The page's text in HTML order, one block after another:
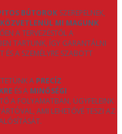
BÚTOROK SZEREPELNEK,
KÖZVETLENÜL MI MAGUNK
A TERVEZÉSTŐL A
TARTUNK, ÍGY GARANTÁLNI
ÉS A SZEMÉLYRE SZABOTT
A PRECÍZ
ÉS A MINŐSÉGI
A FOLYAMATBAN, ÜGYFELEINK
AMI LEHETŐVÉ TESZI AZ